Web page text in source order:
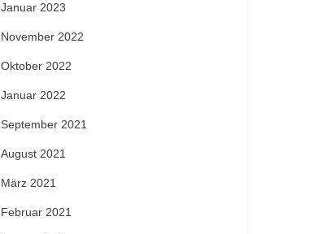
Januar 2023
November 2022
Oktober 2022
Januar 2022
September 2021
August 2021
März 2021
Februar 2021